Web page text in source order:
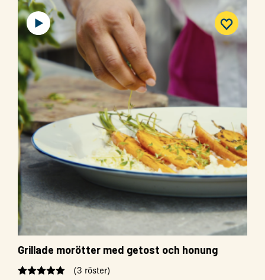
Grillade morötter med getost och honung
(3 röster)